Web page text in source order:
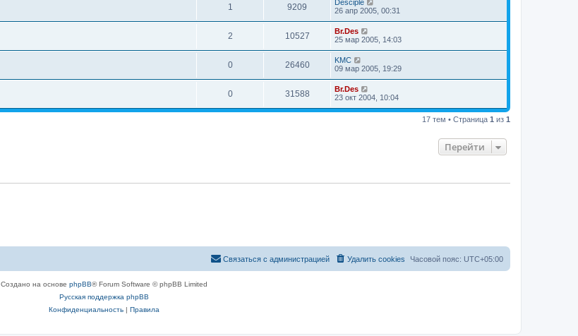
1 9209
Desciple
26 апр 2005, 00:31
2 10527
Br.Des
25 мар 2005, 14:03
0 26460
KMC
09 мар 2005, 19:29
0 31588
Br.Des
23 окт 2004, 10:04
17 тем • Страница 1 из 1
Перейти
Часовой пояс: UTC+05:00
Удалить cookies
Связаться с администрацией
Создано на основе phpBB® Forum Software © phpBB Limited
Русская поддержка phpBB
Конфиденциальность| Правила